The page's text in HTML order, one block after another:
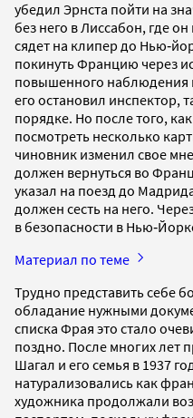
убедил Эрнста пойти на
без него в Лиссабон, где он
сядет на клипер до
покинуть Францию через
повышенного наблюдения
его остановил инспектор,
порядке. Но после того,
посмотреть несколько
чиновник изменил свое
должен вернуться во
указал на поезд до
должен сесть на него.
в безопасности в
Материал по теме
Трудно представить себе
обладание нужными
списка Фрая это стало
поздно. После многих лет
Шагал и его семья в 1937
натурализовались как
художника продолжали